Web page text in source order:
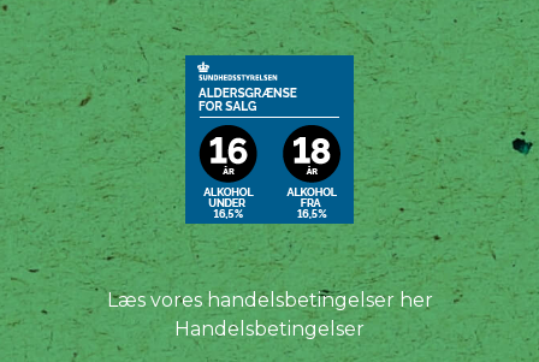
Læs vores handelsbetingelser her
Handelsbetingelser